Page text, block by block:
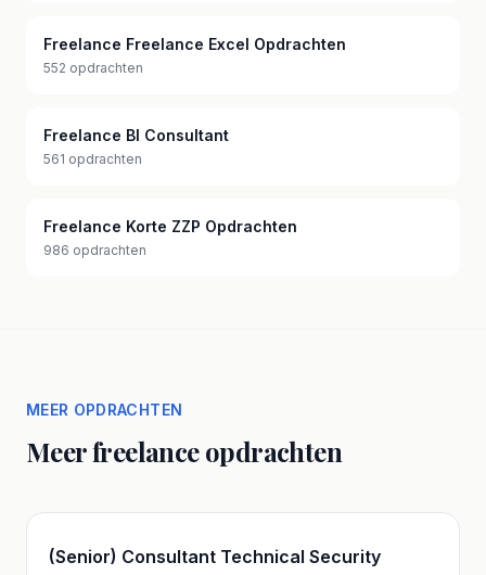
Freelance Freelance Excel Opdrachten
552 opdrachten
Freelance BI Consultant
561 opdrachten
Freelance Korte ZZP Opdrachten
986 opdrachten
MEER OPDRACHTEN
Meer freelance opdrachten
(Senior) Consultant Technical Security